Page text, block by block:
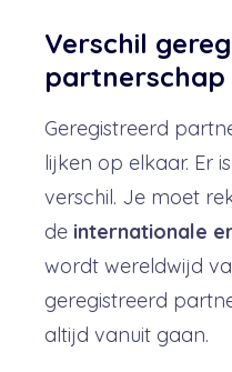
Verschil
partnerschap
Geregistreerd
lijken op elkaar. Er
verschil. Je moet
de internationale
wordt wereldwijd
geregistreerd
altijd vanuit gaan.